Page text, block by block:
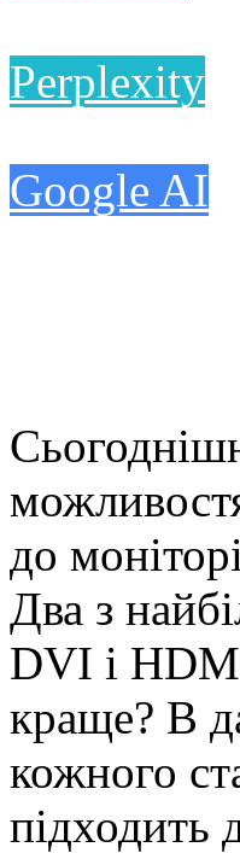
Perplexity
Google AI
до
Два з
DVI і
краще? В
кожного
підходить